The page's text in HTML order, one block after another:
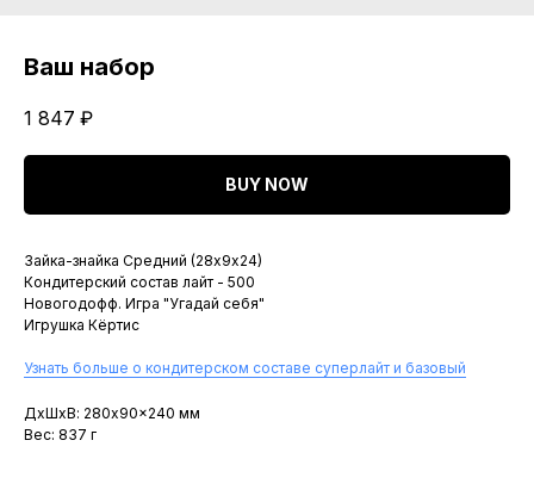
Ваш набор
1 847 ₽
BUY NOW
Зайка-знайка Средний (28х9х24)
Кондитерский состав лайт - 500
Новогодофф. Игра "Угадай себя"
Игрушка Кёртис
Узнать больше о кондитерском составе суперлайт и базовый
ДxШxВ: 280x90x240 мм
Вес: 837 г